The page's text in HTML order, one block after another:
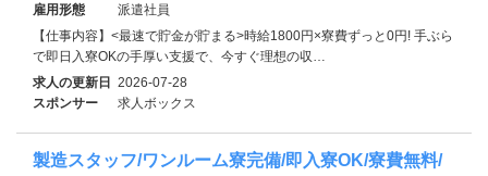
雇用形態
派遣社員
【仕事内容】<最速で貯金が貯まる>時給1800円×寮費ずっと0円! 手ぶら
で即日入寮OKの手厚い支援で、今すぐ理想の収…
求人の更新日 2026-07-28
スポンサー
求人ボックス
製造スタッフ/ワンルーム寮完備/即入寮OK/寮費無料/